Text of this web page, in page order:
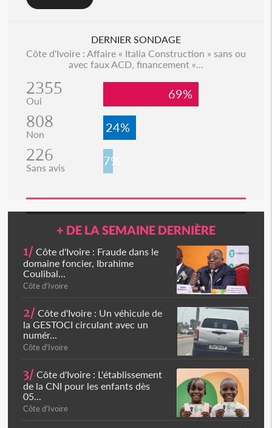
DERNIER SONDAGE
Côte d'Ivoire : Affaire « Italia Construction » sans ou
avec faux ACD, financement «...
2355
Oui 69%
808
Non 24%
226
Sans avis 7%
+ DE LA SEMAINE DERNIÈRE
1/ Côte d'Ivoire : Fraude dans le
domaine foncier, Ibrahime
Coulibal...
Côte d'Ivoire
2/ Côte d'Ivoire : Un véhicule de
la GESTOCI circulant avec un
numér...
Côte d'Ivoire
3/ Côte d'Ivoire : L'établissement
de la CNI pour les enfants dès
05...
Côte d'Ivoire